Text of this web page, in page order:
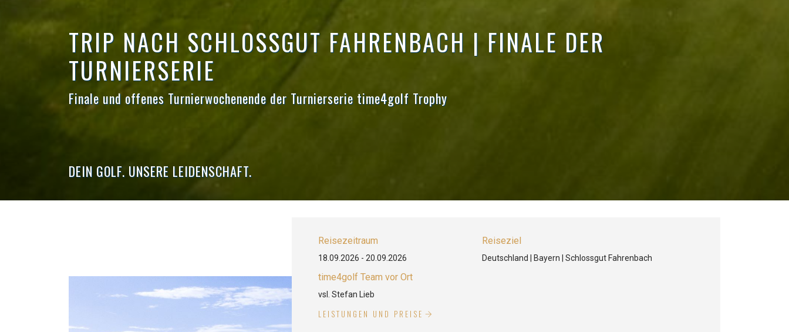
TRIP NACH SCHLOSSGUT FAHRENBACH | FINALE DER
TURNIERSERIE
Finale und offenes Turnierwochenende der Turnierserie time4golf Trophy
DEIN GOLF. UNSERE LEIDENSCHAFT.
Reisezeitraum
18.09.2026 - 20.09.2026
Reiseziel
Deutschland | Bayern | Schlossgut Fahrenbach
time4golf Team vor Ort
vsl. Stefan Lieb
LEISTUNGEN UND PREISE